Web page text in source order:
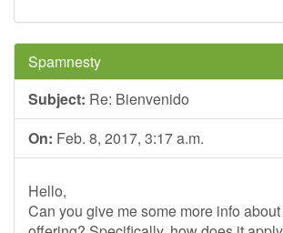
Spamnesty
Subject: Re: Bienvenido
On: Feb. 8, 2017, 3:17 a.m.
Hello,
Can you give me some more info